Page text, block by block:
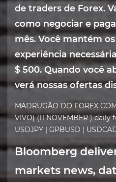
de traders de Forex.
como negociar e
mês. Você mantém
experiência
$ 500. Quando você
verá nossas ofertas
MADRUGÃO DO FOREX
VIVO) (11 NOVEMBER )
USDJPY | GPBUSD |
Bloomberg
markets news,